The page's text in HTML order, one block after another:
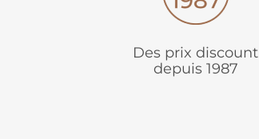
Des prix discount
depuis 1987